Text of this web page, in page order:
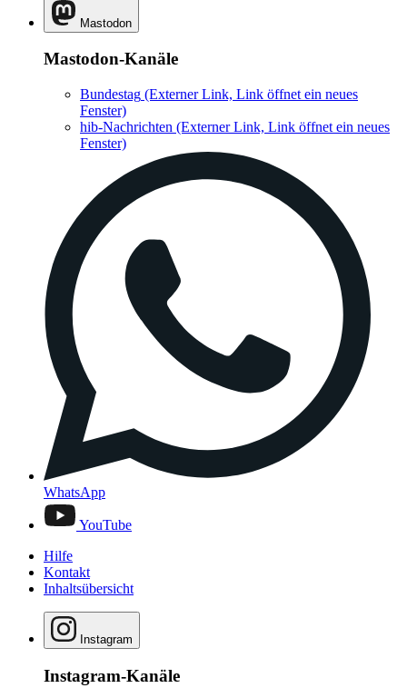
Mastodon
Mastodon-Kanäle
Bundestag (Externer Link, Link öffnet ein neues
Fenster)
hib-Nachrichten (Externer Link, Link öffnet ein neues
Fenster)
WhatsApp
YouTube
Hilfe
Kontakt
Inhaltsübersicht
Instagram
Instagram-Kanäle